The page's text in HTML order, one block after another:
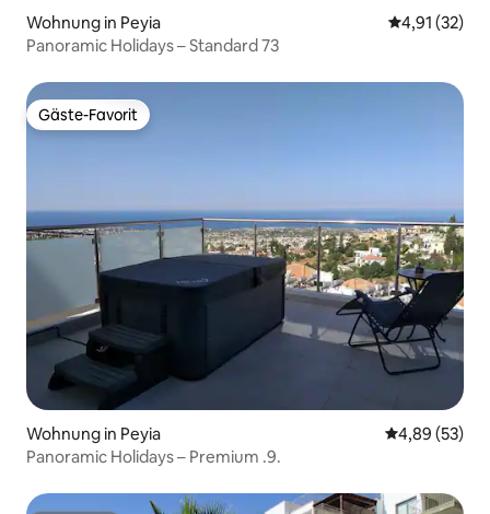
Wohnung in Peyia
4,91 (32)
Panoramic Holidays – Standard 73
Gäste-Favorit
Gäste-Favorit
Wohnung in Peyia
4,89 (53)
Panoramic Holidays – Premium .9.